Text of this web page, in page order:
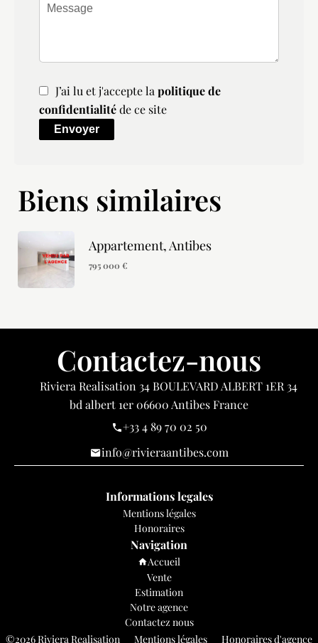
J’ai lu et j'accepte la politique de
confidentialitéde ce site
Envoyer
Biens similaires
Appartement, Antibes
795 000 €
Contactez-nous
Riviera Realisation 34 BOULEVARD ALBERT 1ER 34
bd albert 1er06600 Antibes France
+33 4 89 70 02 50
info@rivieraantibes.com
Informations legales
Mentions légales
Honoraires
Navigation
Accueil
Vente
Estimation
Notre agence
Contactez nous
©2026 Riviera Realisation
Mentions légales Honoraires d'agence